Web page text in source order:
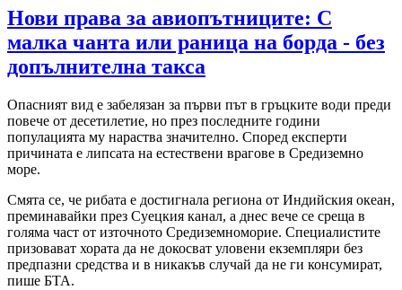
Нови права за авиопътниците: С
малка чанта или раница на борда - без
допълнителна такса
Опасният вид е забелязан за първи път в гръцките води преди
повече от десетилетие, но през последните години
популацията му нараства значително. Според експерти
причината е липсата на естествени врагове в Средиземно
море.
Смята се, че рибата е достигнала региона от Индийския океан,
преминавайки през Суецкия канал, а днес вече се среща в
голяма част от източното Средиземноморие. Специалистите
призовават хората да не докосват уловени екземпляри без
предпазни средства и в никакъв случай да не ги консумират,
пише БТА.